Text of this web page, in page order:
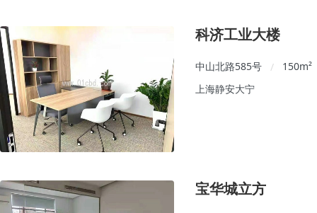
科济工业大楼
中山北路585号 / 150m²
上海静安大宁
宝华城立方